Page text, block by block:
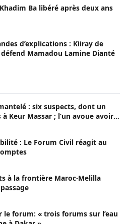
Ba libéré après deux ans
d’explications : Kiiray de
Mamadou Lamine Dianté
: six suspects, dont un
à Keur Massar ; l’un avoue avoir
: Le Forum Civil réagit au
à la frontière Maroc-Melilla
le forum: « trois forums sur l’eau